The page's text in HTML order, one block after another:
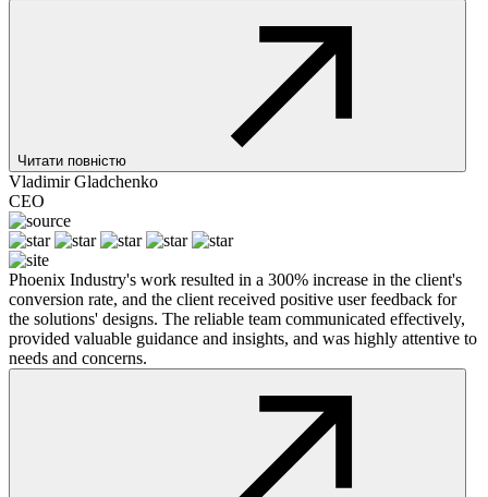
Читати повністю
Vladimir Gladchenko
CEO
Phoenix Industry's work resulted in a 300% increase in the client's
conversion rate, and the client received positive user feedback for
the solutions' designs. The reliable team communicated effectively,
provided valuable guidance and insights, and was highly attentive to
needs and concerns.